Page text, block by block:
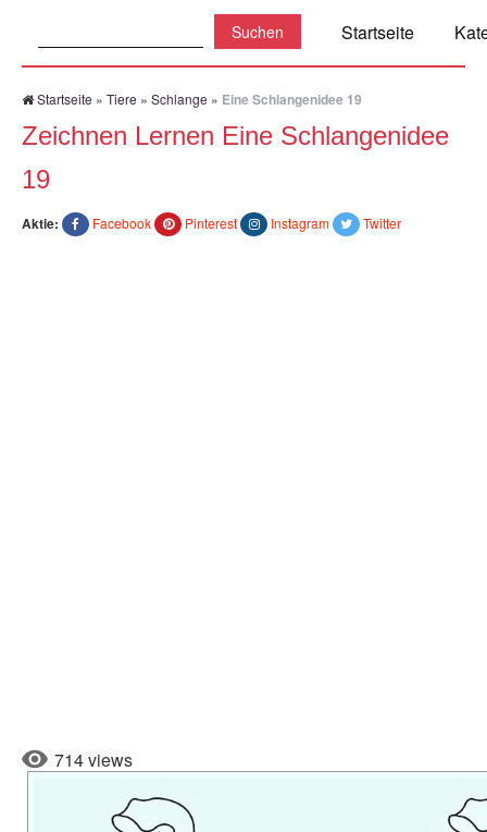
Startseite
Startseite » Tiere » Schlange » Eine Schlangenidee 19
Zeichnen Lernen Eine Schlangenidee
19
Aktie: Facebook Pinterest Instagram Twitter
714 views